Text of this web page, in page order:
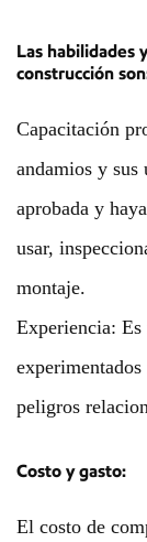
Las habilidades
construcción
Capacitación
andamios y sus
aprobada y
usar,
montaje.
Experiencia: Es
peligros
Costo y gasto:
El costo de